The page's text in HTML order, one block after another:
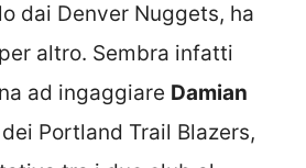
dai Denver Nuggets, ha
altro. Sembra infatti
ad ingaggiare Damian
Portland Trail Blazers,